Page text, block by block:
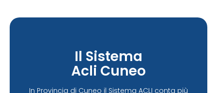
Il Sistema
Acli Cuneo
In Provincia di Cuneo il Sistema ACLI conta più